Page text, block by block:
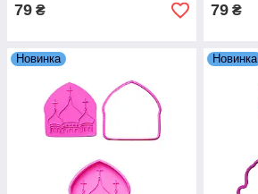
79 ₴ 79 ₴
Новинка Новинка